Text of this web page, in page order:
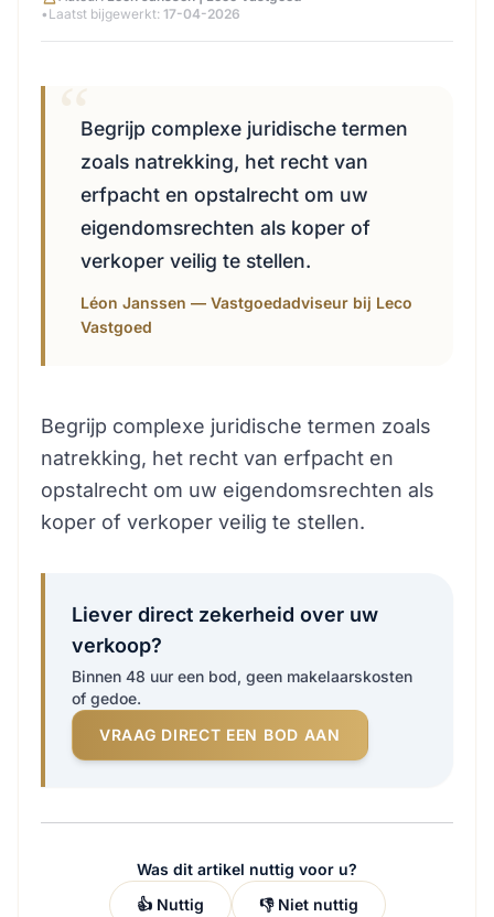
• Laatst bijgewerkt: 17-04-2026
Begrijp complexe juridische termen
zoals natrekking, het recht van
erfpacht en opstalrecht om uw
eigendomsrechten als koper of
verkoper veilig te stellen.
Léon Janssen — Vastgoedadviseur bij Leco
Vastgoed
Begrijp complexe juridische termen zoals
natrekking, het recht van erfpacht en
opstalrecht om uw eigendomsrechten als
koper of verkoper veilig te stellen.
Liever direct zekerheid over uw
verkoop?
Binnen 48 uur een bod, geen makelaarskosten
of gedoe.
VRAAG DIRECT EEN BOD AAN
Was dit artikel nuttig voor u?
👍 Nuttig
👎 Niet nuttig